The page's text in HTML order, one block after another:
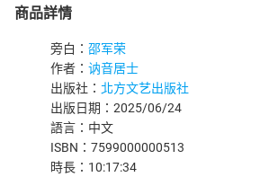
商品詳情
旁白： 邵军荣
作者： 讷音居士
出版社： 北方文艺出版社
出版日期：2025/06/24
語言：中文
ISBN：7599000000513
時長：10:17:34